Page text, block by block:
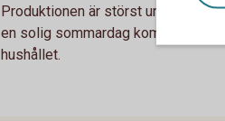
Produktionen är störst under
en solig sommardag kommer
hushållet.